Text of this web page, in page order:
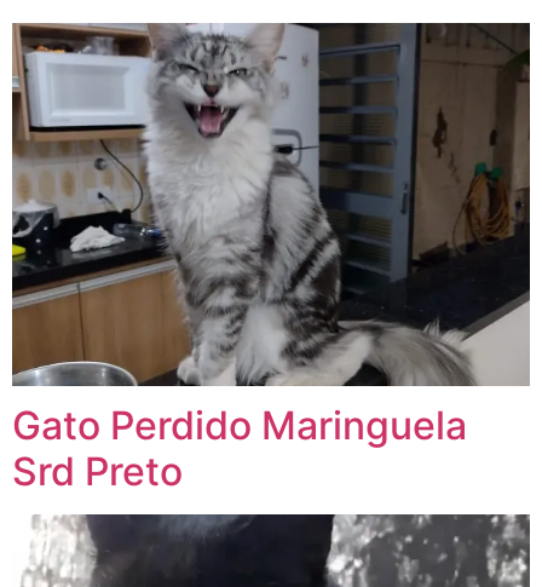
Gato Perdido Maringuela
Srd Preto